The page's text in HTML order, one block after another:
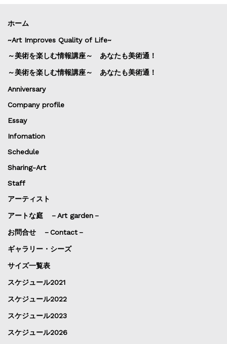
ホーム
~Art Improves Quality of Life~
～美術を楽しむ情報講座～ あなたも美術通！
～美術を楽しむ情報講座～ あなたも美術通！
Anniversary
Company profile
Essay
Infomation
Schedule
Sharing-Art
Staff
アーティスト
アートな庭 －Art garden－
お問合せ －Contact－
ギャラリー・シーズ
サイズ一覧表
スケジュール2021
スケジュール2022
スケジュール2023
スケジュール2026